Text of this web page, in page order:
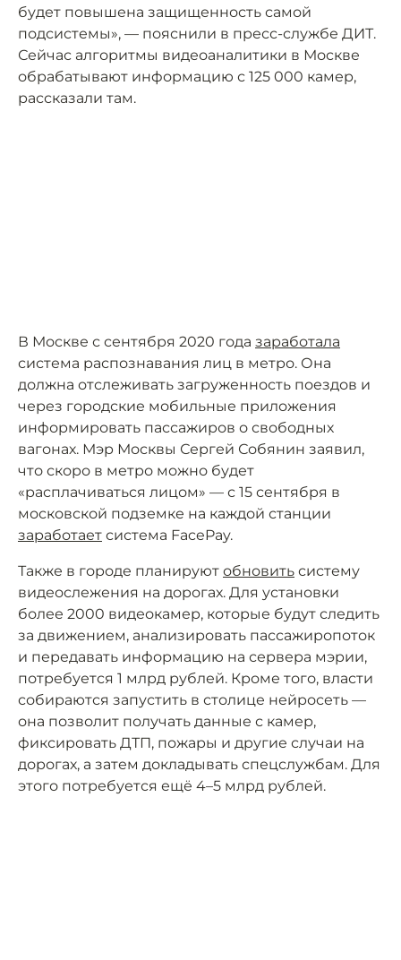
будет повышена защищенность самой
подсистемы», — пояснили в пресс-службе ДИТ.
Сейчас алгоритмы видеоаналитики в Москве
обрабатывают информацию с 125 000 камер,
рассказали там.
В Москве с сентября 2020 года заработала
система распознавания лиц в метро. Она
должна отслеживать загруженность поездов и
через городские мобильные приложения
информировать пассажиров о свободных
вагонах. Мэр Москвы Сергей Собянин заявил,
что скоро в метро можно будет
«расплачиваться лицом» — с 15 сентября в
московской подземке на каждой станции
заработает система FacePay.
Также в городе планируют обновить систему
видеослежения на дорогах. Для установки
более 2000 видеокамер, которые будут следить
за движением, анализировать пассажиропоток
и передавать информацию на сервера мэрии,
потребуется 1 млрд рублей. Кроме того, власти
собираются запустить в столице нейросеть —
она позволит получать данные с камер,
фиксировать ДТП, пожары и другие случаи на
дорогах, а затем докладывать спецслужбам. Для
этого потребуется ещё 4–5 млрд рублей.